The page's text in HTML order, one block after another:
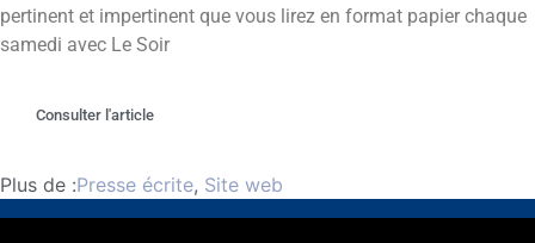
pertinent et impertinent que vous lirez en format papier chaque
samedi avec Le Soir
Consulter l'article
Plus de :Presse écrite, Site web